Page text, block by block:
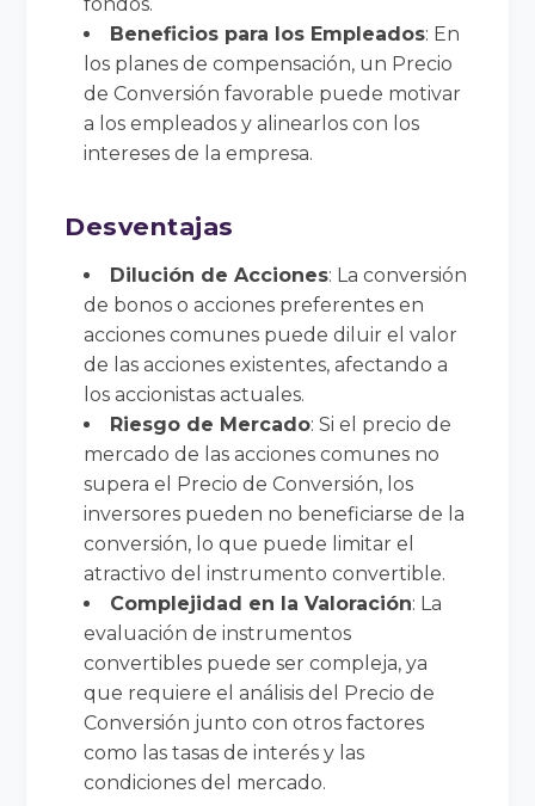
Beneficios para los Empleados: En
los planes de compensación, un Precio
de Conversión favorable puede motivar
a los empleados y alinearlos con los
intereses de la empresa.
Desventajas
Dilución de Acciones: La conversión
de bonos o acciones preferentes en
acciones comunes puede diluir el valor
de las acciones existentes, afectando a
los accionistas actuales.
Riesgo de Mercado: Si el precio de
mercado de las acciones comunes no
supera el Precio de Conversión, los
inversores pueden no beneficiarse de la
conversión, lo que puede limitar el
atractivo del instrumento convertible.
Complejidad en la Valoración: La
evaluación de instrumentos
convertibles puede ser compleja, ya
que requiere el análisis del Precio de
Conversión junto con otros factores
como las tasas de interés y las
condiciones del mercado.